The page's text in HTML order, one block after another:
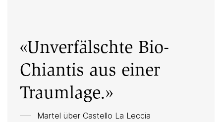
«Unverfälschte Bio-
Chiantis aus einer
Traumlage.»
Martel über Castello La Leccia